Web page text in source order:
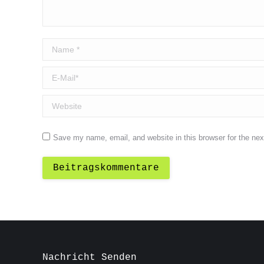
Name *
E-Mail *
Website
Save my name, email, and website in this browser for the
Beitragskommentare
Nachricht Senden